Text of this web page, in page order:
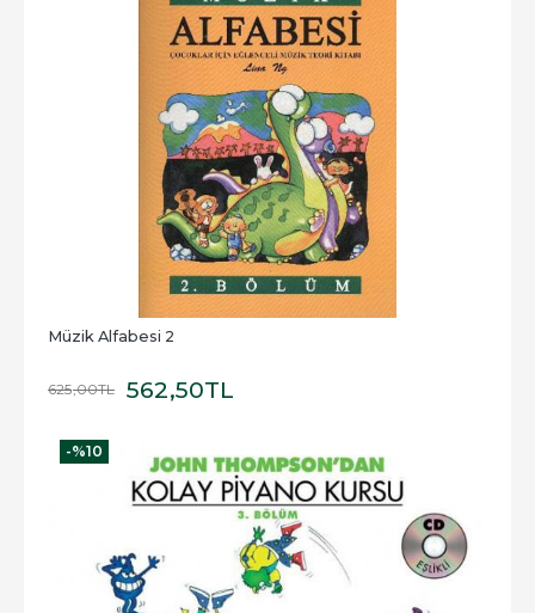
Müzik Alfabesi 2
625,00TL 562,50TL
-%10